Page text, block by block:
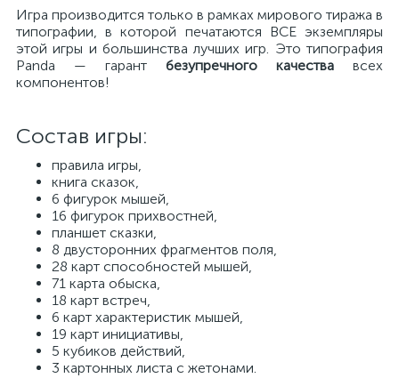
Игра производится только в рамках мирового тиража в
типографии, в которой печатаются ВСЕ экземпляры
этой игры и большинства лучших игр. Это типография
Panda — гарант безупречного качества всех
компонентов!
Состав игры:
правила игры,
книга сказок,
6 фигурок мышей,
16 фигурок прихвостней,
планшет сказки,
8 двусторонних фрагментов поля,
28 карт способностей мышей,
71 карта обыска,
18 карт встреч,
6 карт характеристик мышей,
19 карт инициативы,
5 кубиков действий,
3 картонных листа с жетонами.